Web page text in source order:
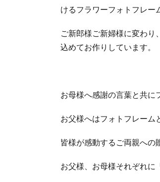
ペア
のフ
ラワ
ーム
（マ
エロ
2.
在
けるフラワーフォトフレー
ご新郎様ご新婦様に変わ
込めてお作りしています。
お母様へ感謝の言葉と共に
お父様へはフォトフレーム
皆様が感動するご両親への
お父様、お母様それぞれに